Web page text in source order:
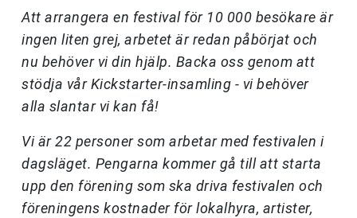
Att arrangera en festival för 10 000 besökare är
ingen liten grej, arbetet är redan påbörjat och
nu behöver vi din hjälp. Backa oss genom att
stödja vår Kickstarter-insamling - vi behöver
alla slantar vi kan få!
Vi är 22 personer som arbetar med festivalen i
dagsläget. Pengarna kommer gå till att starta
upp den förening som ska driva festivalen och
föreningens kostnader för lokalhyra, artister,